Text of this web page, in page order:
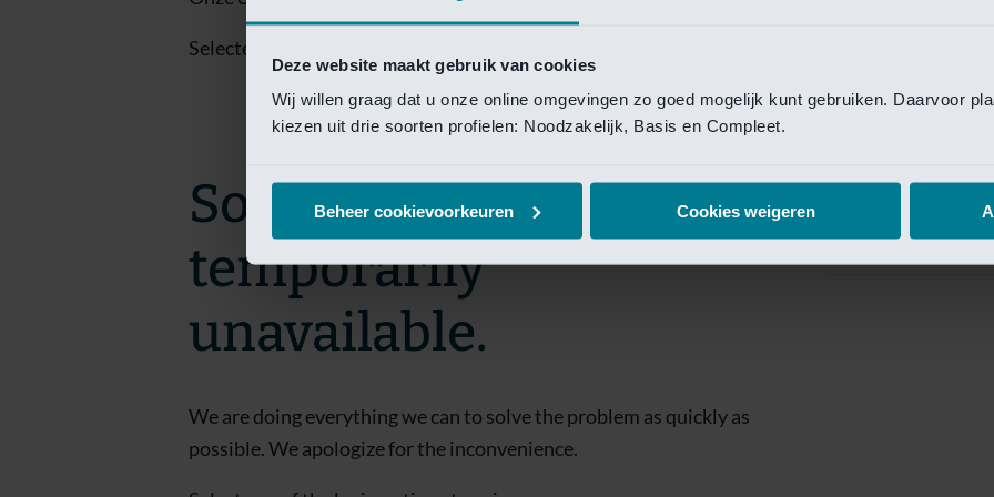
Deze website maakt gebruik van cookies
Wij willen graag dat u onze online omgevingen zo goed mogelijk kunt gebruiken. Daarvoor
kiezen uit drie soorten profielen: Noodzakelijk, Basis en Compleet.
Beheer cookievoorkeuren Cookies weigeren
Van Lanschot
Selecteer een van de login opties om toegang te krijgen.
Sorry! This page is
temporarily
unavailable.
We are doing everything we can to solve the problem as quickly as
possible. We apologize for the inconvenience.